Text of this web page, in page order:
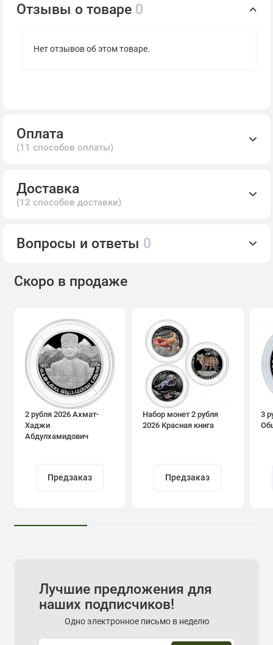
Отзывы о товаре 0
Нет отзывов об этом товаре.
Оплата
(11 способов оплаты)
Доставка
(12 способов доставки)
Вопросы и ответы 0
Скоро в продаже
2 рубля 2026 Ахмат-
Хаджи
Абдулхамидович
Предзаказ
Набор монет 2 рубля
2026 Красная книга
Предзаказ
3
Лучшие предложения для
наших подписчиков!
Одно электронное письмо в неделю